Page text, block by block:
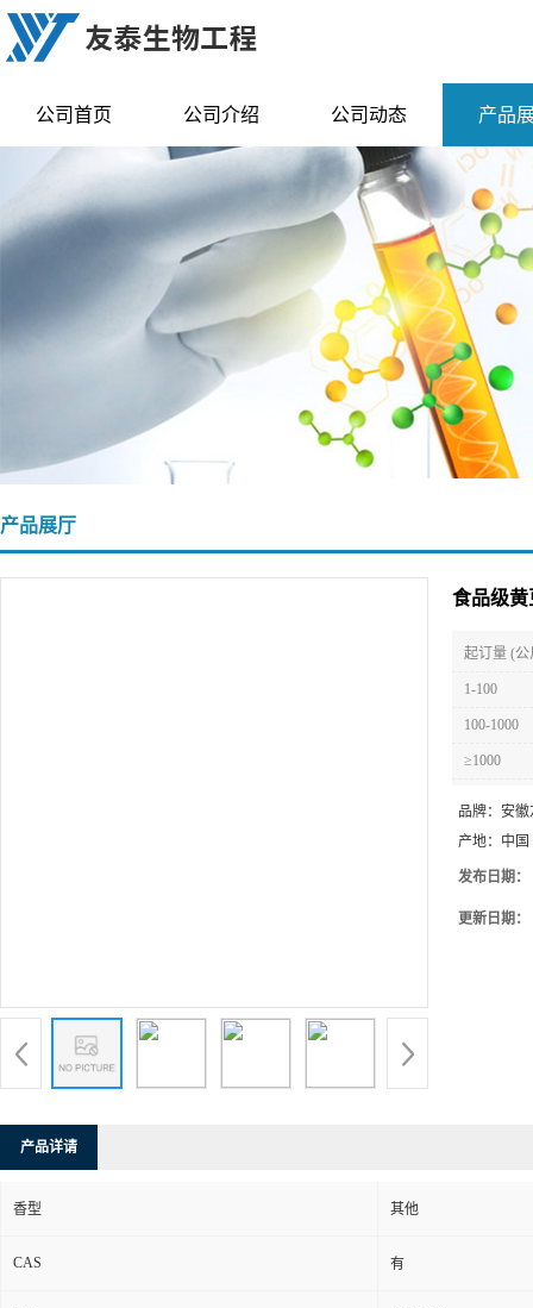
公司首页 公司介绍 公司动态 产品
产品展厅
食品级黄
起订量 (公
1-100
100-1000
≥1000
品牌： 安徽
产地： 中国
发布日期：
更新日期：
产品详请
香型 其他
CAS 有